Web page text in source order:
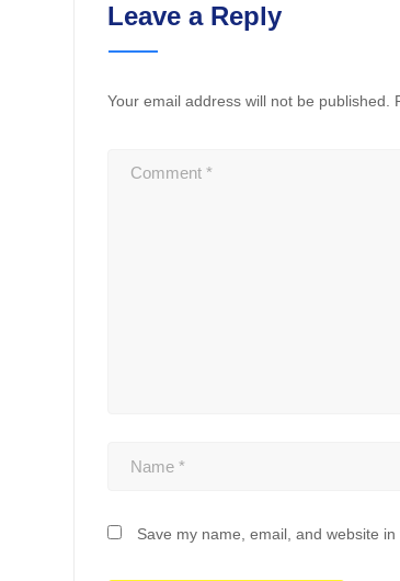
Leave a Reply
Your email address will not be published.
Save my name, email, and website